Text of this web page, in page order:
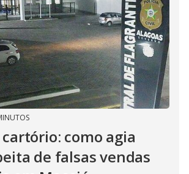
como agia
de falsas vendas